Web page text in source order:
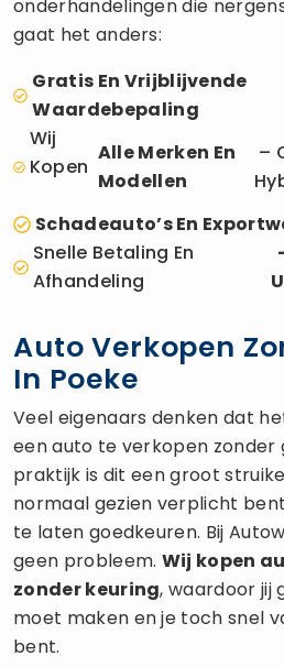
onderhandelingen die
gaat het anders:
Gratis En Vrijblijvende
Waardebepaling
Wij
Kopen
Alle Merken En
Modellen
–
Schadeauto’s En
Snelle Betaling En
Afhandeling
Auto Verkopen
In Poeke
Veel eigenaars denken dat
een auto te verkopen zonder
praktijk is dit een groot
normaal gezien verplicht
te laten goedkeuren. Bij
geen probleem. Wij kopen
zonder keuring, waardoor jij
moet maken en je toch snel
bent.